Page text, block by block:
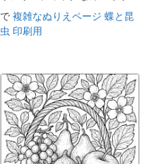
で 複雑なぬりえページ 蝶と昆
虫 印刷用